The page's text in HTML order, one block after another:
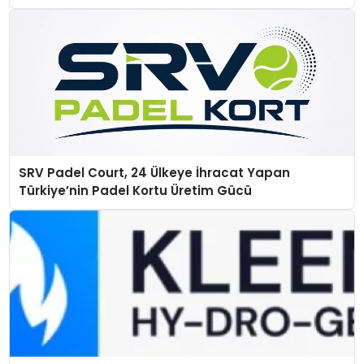
SRV Padel Court, 24 Ülkeye İhracat Yapan
Türkiye’nin Padel Kortu Üretim Gücü